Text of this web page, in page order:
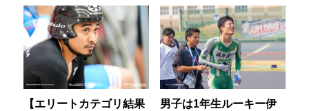
【エリートカテゴリ結果
男子は1年生ルーキー伊